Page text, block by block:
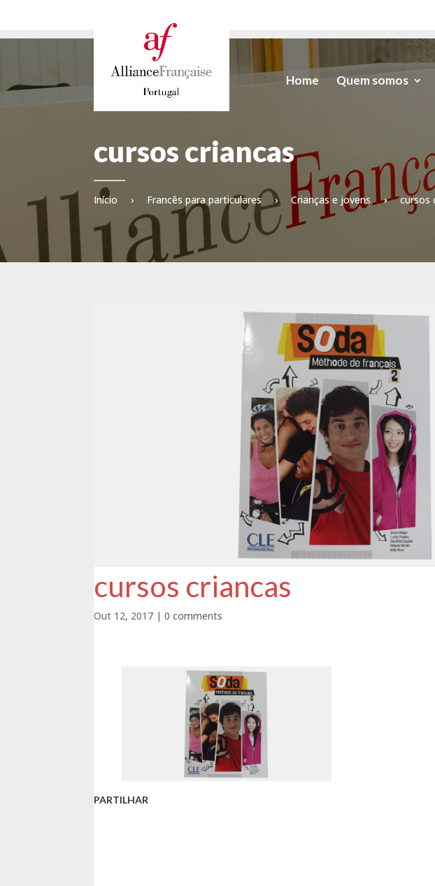
Home Quem somos
cursos criancas
Início › Francês para particulares › Crianças e jovens › cursos
cursos criancas
Out 12, 2017 |0 comments
PARTILHAR